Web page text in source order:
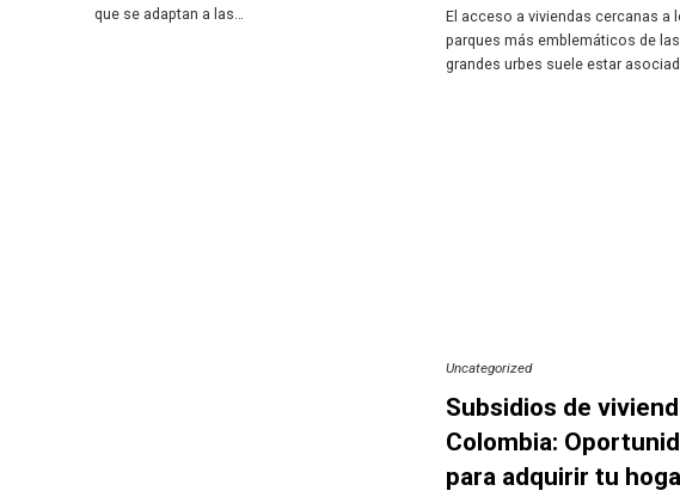
que se adaptan a las…
El acceso a viviendas cercanas a
parques más emblemáticos de las
grandes urbes suele estar
Uncategorized
Subsidios de
Colombia:
para adquirir tu